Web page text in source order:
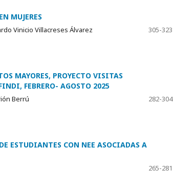
MUJERES
Vinicio Villacreses Álvarez
305-323
MAYORES, PROYECTO VISITAS
FEBRERO- AGOSTO 2025
Berrú
282-304
ESTUDIANTES CON NEE ASOCIADAS A
265-281